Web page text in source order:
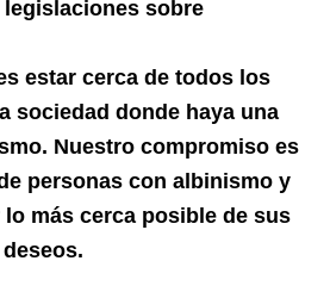
sobre
estar cerca de todos los
sociedad donde haya una
Nuestro compromiso es
personas con albinismo y
más cerca posible de sus